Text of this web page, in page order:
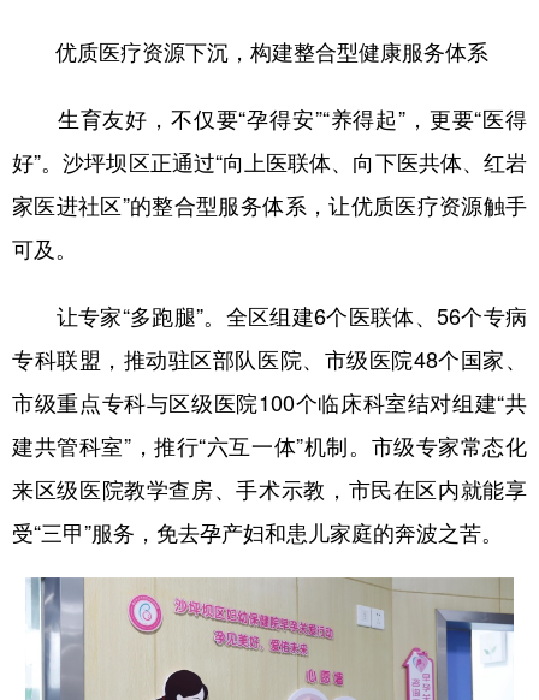
优质医疗资源下沉，构建整合型健康服务体系
生育友好，不仅要“孕得安”“养得起”，更要“医得
好”。沙坪坝区正通过“向上医联体、向下医共体、红岩
家医进社区”的整合型服务体系，让优质医疗资源触手
可及。
让专家“多跑腿”。全区组建6个医联体、56个专病
专科联盟，推动驻区部队医院、市级医院48个国家、
市级重点专科与区级医院100个临床科室结对组建“共
建共管科室”，推行“六互一体”机制。市级专家常态化
来区级医院教学查房、手术示教，市民在区内就能享
受“三甲”服务，免去孕产妇和患儿家庭的奔波之苦。